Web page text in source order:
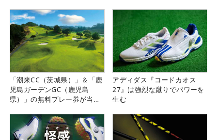
「潮来CC（茨城県）」＆「鹿
児島ガーデンGC（鹿児島
県）」の無料プレー券が当た
アディダス『コードカオス
27』は強烈な蹴りでパワーを
生む